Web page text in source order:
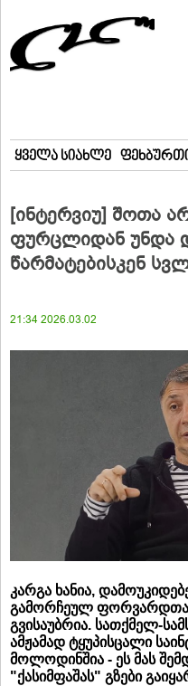
ყველა სიახლე
[ინტერვიუ] შოთა
ფურცლიდან უნდა
წარმატებისკენ
21:34 2026.03.02
კარგა ხანია,
გამორჩეულ
გვისაუბრია. სათქმელ-
ამჟამად ტყუპისცალი
მოლოდინშია - ეს მას
"ქასიმფაშას" გზები